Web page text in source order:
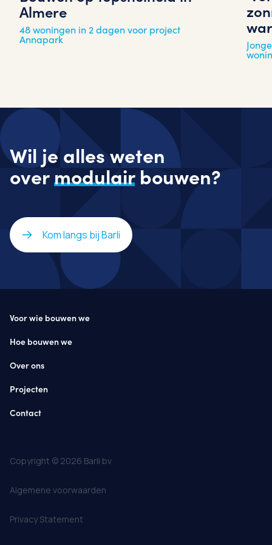
Almere
48 woningen in 2 dagen voor project
Annapark
Wil je alles weten
overmodulairbouwen?
Kom langs bij Barli
Voor wie bouwen we
Hoe bouwen we
Over ons
Projecten
Contact
Copyright © 2026 Barli bv
Algemene voorwaarden
Privacy Statement